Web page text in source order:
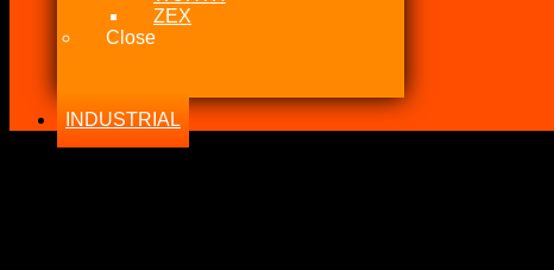
ZEX
Close
INDUSTRIAL